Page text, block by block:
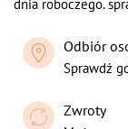
dnia roboczego.
Odbiór
Sprawdź
Zwroty